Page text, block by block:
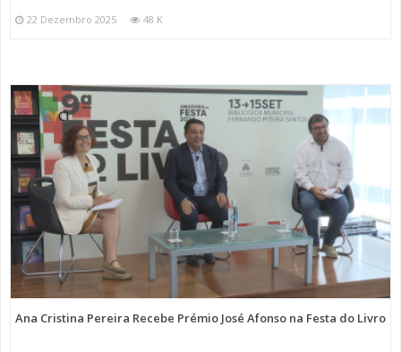
22 Dezembro 2025 48 K
Ana Cristina Pereira Recebe Prémio José Afonso na Festa do Livro